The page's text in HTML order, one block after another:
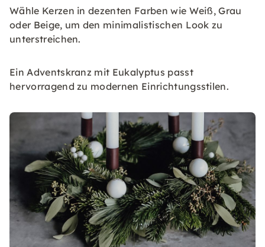
Wähle Kerzen in dezenten Farben wie Weiß, Grau
oder Beige, um den minimalistischen Look zu
unterstreichen.
Ein Adventskranz mit Eukalyptus passt
hervorragend zu modernen Einrichtungsstilen.